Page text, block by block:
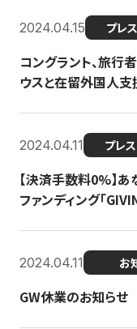
2024.04.15 プレ
コングラント、旅行
ウスと在留外国人
2024.04.11 プレ
【決済手数料0%】
ファンディング「
2024.04.11 お
GW休業のお知らせ